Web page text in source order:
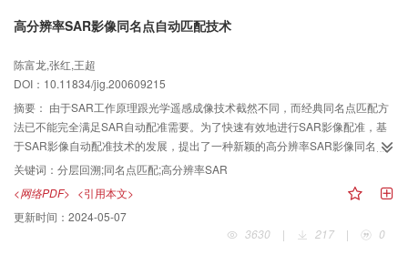
高分辨率SAR影像同名点自动匹配技术
陈富龙,张红,王超
DOI：10.11834/jig.200609215
摘要： 由于SAR工作原理跟光学遥感成像技术截然不同，而经典同名点匹配方
法已不能完全满足SAR自动配准需要。为了快速有效地进行SAR影像配准，基
于SAR影像自动配准技术的发展，提出了一种新颖的高分辨率SAR影像同名点
自动匹配算法，该算法首先创建金字塔影像，同时在金字塔影像上回溯搜索，
以确定初始变换函数类型及相应的变换参数；然后通过分层回溯逐层加密控制
点来解求最佳变换函数类型及相应变换参数；最后在原始影像分辨率下修正同
名点坐标，以获取最终匹配同名点对。这种分层回溯策略不仅很好地解决了同
名点搜索计算复杂度问题，使获取的同名点对分布更趋均匀、精度更高，而且
关键词： 分层回溯;同名点匹配;高分辨率SAR
<网络PDF> <引用本文>
更新时间： 2024-05-07
3630
| 217 | 0